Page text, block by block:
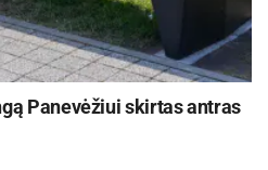
supratimą, kaip jie
technologijas.
Panevėžiui skirtas antras